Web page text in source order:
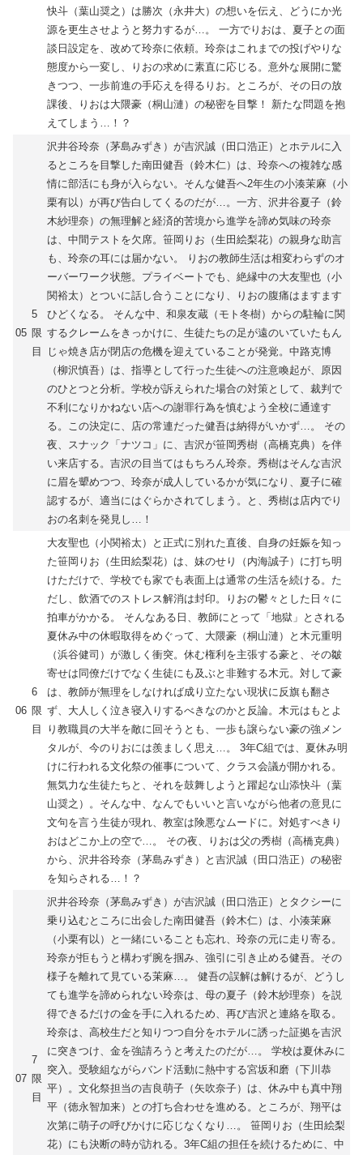
快斗（葉山奨之）は勝次（永井大）の想いを伝え、どうにか光
源を更生させようと努力するが…。 一方でりおは、夏子との面
談日設定を、改めて玲奈に依頼。玲奈はこれまでの投げやりな
態度から一変し、りおの求めに素直に応じる。意外な展開に驚
きつつ、一歩前進の手応えを得るりお。ところが、その日の放
課後、りおは大隈豪（桐山漣）の秘密を目撃！ 新たな問題を抱
えてしまう…！？
05
5
限
目
沢井谷玲奈（茅島みずき）が吉沢誠（田口浩正）とホテルに入
るところを目撃した南田健吾（鈴木仁）は、玲奈への複雑な感
情に部活にも身が入らない。そんな健吾へ2年生の小湊茉麻（小
栗有以）が再び告白してくるのだが…。一方、沢井谷夏子（鈴
木紗理奈）の無理解と経済的苦境から進学を諦め気味の玲奈
は、中間テストを欠席。笹岡りお（生田絵梨花）の親身な助言
も、玲奈の耳には届かない。 りおの教師生活は相変わらずのオ
ーバーワーク状態。プライベートでも、絶縁中の大友聖也（小
関裕太）とついに話し合うことになり、りおの腹痛はますます
ひどくなる。 そんな中、和泉友蔵（モト冬樹）からの駐輪に関
するクレームをきっかけに、生徒たちの足が遠のいていたもん
じゃ焼き店が閉店の危機を迎えていることが発覚。中路克博
（柳沢慎吾）は、指導として行った生徒への注意喚起が、原因
のひとつと分析。学校が訴えられた場合の対策として、裁判で
不利になりかねない店への謝罪行為を慎むよう全校に通達す
る。この決定に、店の常連だった健吾は納得がいかず…。 その
夜、スナック「ナツコ」に、吉沢が笹岡秀樹（高橋克典）を伴
い来店する。吉沢の目当てはもちろん玲奈。秀樹はそんな吉沢
に眉を顰めつつ、玲奈が成人しているかが気になり、夏子に確
認するが、適当にはぐらかされてしまう。と、秀樹は店内でり
おの名刺を発見し…！
06
6
限
目
大友聖也（小関裕太）と正式に別れた直後、自身の妊娠を知っ
た笹岡りお（生田絵梨花）は、妹のせり（内海誠子）に打ち明
けただけで、学校でも家でも表面上は通常の生活を続ける。た
だし、飲酒でのストレス解消は封印。りおの鬱々とした日々に
拍車がかかる。 そんなある日、教師にとって「地獄」とされる
夏休み中の休暇取得をめぐって、大隈豪（桐山漣）と木元重明
（浜谷健司）が激しく衝突。休む権利を主張する豪と、その皺
寄せは同僚だけでなく生徒にも及ぶと非難する木元。対して豪
は、教師が無理をしなければ成り立たない現状に反旗も翻さ
ず、大人しく泣き寝入りするべきなのかと反論。木元はもとよ
り教職員の大半を敵に回そうとも、一歩も譲らない豪の強メン
タルが、今のりおには羨ましく思え…。 3年C組では、夏休み明
けに行われる文化祭の催事について、クラス会議が開かれる。
無気力な生徒たちと、それを鼓舞しようと躍起な山添快斗（葉
山奨之）。そんな中、なんでもいいと言いながら他者の意見に
文句を言う生徒が現れ、教室は険悪なムードに。対処すべきり
おはどこか上の空で…。 その夜、りおは父の秀樹（高橋克典）
から、沢井谷玲奈（茅島みずき）と吉沢誠（田口浩正）の秘密
を知らされる…！？
07
7
限
目
沢井谷玲奈（茅島みずき）が吉沢誠（田口浩正）とタクシーに
乗り込むところに出会した南田健吾（鈴木仁）は、小湊茉麻
（小栗有以）と一緒にいることも忘れ、玲奈の元に走り寄る。
玲奈が拒もうと構わず腕を掴み、強引に引き止める健吾。その
様子を離れて見ている茉麻…。 健吾の誤解は解けるが、どうし
ても進学を諦められない玲奈は、母の夏子（鈴木紗理奈）を説
得できるだけの金を手に入れるため、再び吉沢と連絡を取る。
玲奈は、高校生だと知りつつ自分をホテルに誘った証拠を吉沢
に突きつけ、金を強請ろうと考えたのだが…。 学校は夏休みに
突入。受験組ながらバンド活動に熱中する宮坂和磨（下川恭
平）。文化祭担当の吉良萌子（矢吹奈子）は、休み中も真中翔
平（徳永智加来）との打ち合わせを進める。ところが、翔平は
次第に萌子の呼びかけに応じなくなり…。 笹岡りお（生田絵梨
花）にも決断の時が訪れる。3年C組の担任を続けるために、中